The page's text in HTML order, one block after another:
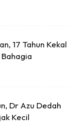
MY
– 1kg] Frozen Halal
/ Dimsum Sejuk
Now
17 Tahun Kekal
Dr Azu Dedah
Kecil